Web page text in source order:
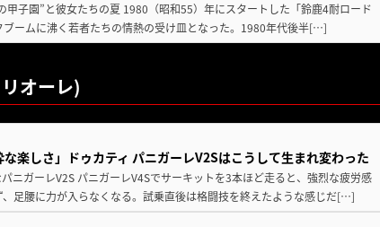
甲子園”と彼女たちの夏 1980（昭和55）年にスタートした「鈴鹿4耐ロード
ブームに沸く若者たちの情熱の受け皿となった。1980年代後半[…]
オーレ)
楽しさ」ドゥカティ パニガーレV2Sはこうして生まれ変わった
ニガーレV2S パニガーレV4Sでサーキットを3本ほど走ると、強烈な疲労感
足腰に力が入らなくなる。試乗直後は格闘技を終えたような感じだ[…]